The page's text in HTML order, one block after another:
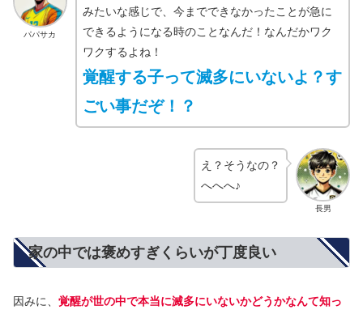
パパサカ
みたいな感じで、今までできなかったことが急に
できるようになる時のことなんだ！なんだかワク
ワクするよね！
覚醒する子って滅多にいないよ？す
ごい事だぞ！？
長男
え？そうなの？
へへへ♪
家の中では褒めすぎくらいが丁度良い
因みに、 覚醒が世の中で本当に滅多にいないかどうかなんて知っ